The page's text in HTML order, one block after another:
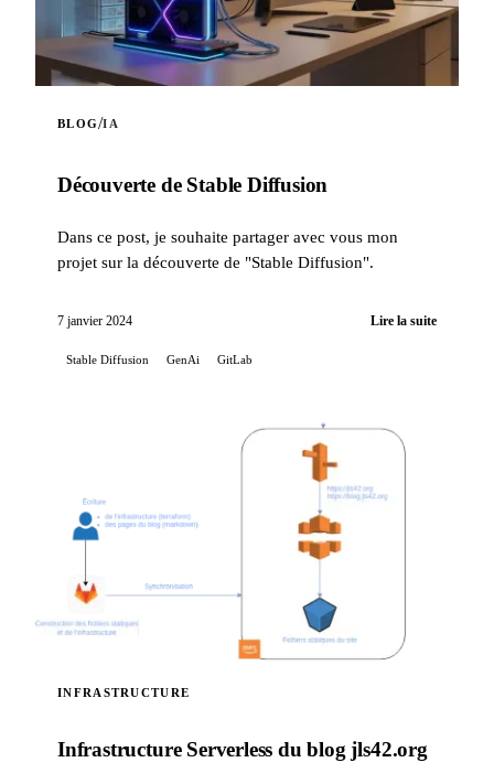
BLOG/IA
Découverte de Stable Diffusion
Dans ce post, je souhaite partager avec vous mon
projet sur la découverte de "Stable Diffusion".
7 janvier 2024 Lire la suite
Stable Diffusion GenAi GitLab
INFRASTRUCTURE
Infrastructure Serverless du blog jls42.org